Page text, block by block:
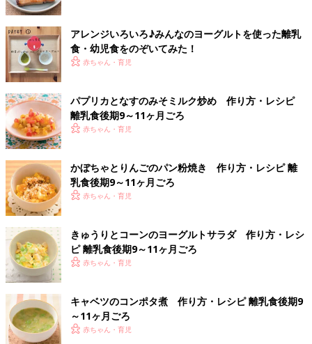
アレンジいろいろ♪みんなのヨーグルトを使った離乳
食・幼児食をのぞいてみた！
赤ちゃん・育児
パプリカとなすのみそミルク炒め 作り方・レシピ
離乳食後期9～11ヶ月ごろ
赤ちゃん・育児
かぼちゃとりんごのパン粉焼き 作り方・レシピ 離
乳食後期9～11ヶ月ごろ
赤ちゃん・育児
きゅうりとコーンのヨーグルトサラダ 作り方・レシ
ピ 離乳食後期9～11ヶ月ごろ
赤ちゃん・育児
キャベツのコンポタ煮 作り方・レシピ 離乳食後期9
～11ヶ月ごろ
赤ちゃん・育児